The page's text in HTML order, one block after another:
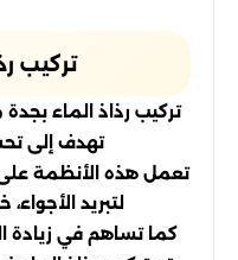
تركيب
تركيب رذاذ الماء
تهدف إلى
تعمل هذه الأنظمة
لتبريد
كما تساهم في زيادة